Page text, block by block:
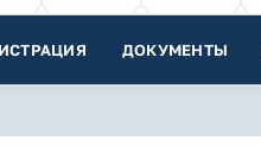
ДОКУМЕНТЫ